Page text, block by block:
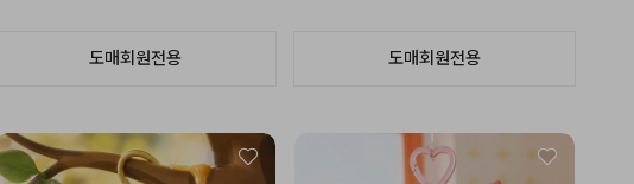
도매회원전용 도매회원전용